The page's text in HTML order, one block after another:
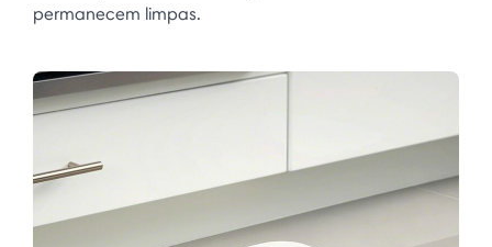
permanecem limpas.